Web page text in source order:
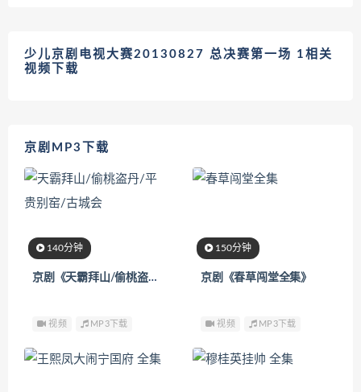
少儿京剧电视大赛20130827 总决赛第一场 1相关
视频下载
京剧MP3下载
140分钟
京剧《天霸拜山/偷桃盗丹/平贵别窑/古城会》
视频 MP3下载
150分钟
京剧《春草闯堂全集》
视频 MP3下载